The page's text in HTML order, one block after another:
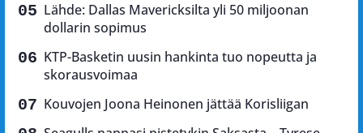
Lähde: Dallas Mavericksilta yli 50 miljoonan
dollarin sopimus
KTP-Basketin uusin hankinta tuo nopeutta ja
skorausvoimaa
Kouvojen Joona Heinonen jättää Korisliigan